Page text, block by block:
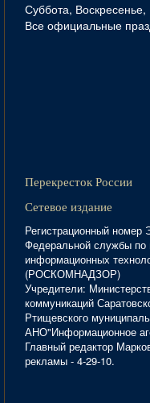
Суббота, Воскресенье,
Все официальные
Перекресток России
Сетевое издание
Регистрационный
Федеральной службы по
информационных
(РОСКОМНАДЗОР)
Учредители:
коммуникаций
Ртищевского
АНО"Информационное
Главный редактор
рекламы - 4-29-10.